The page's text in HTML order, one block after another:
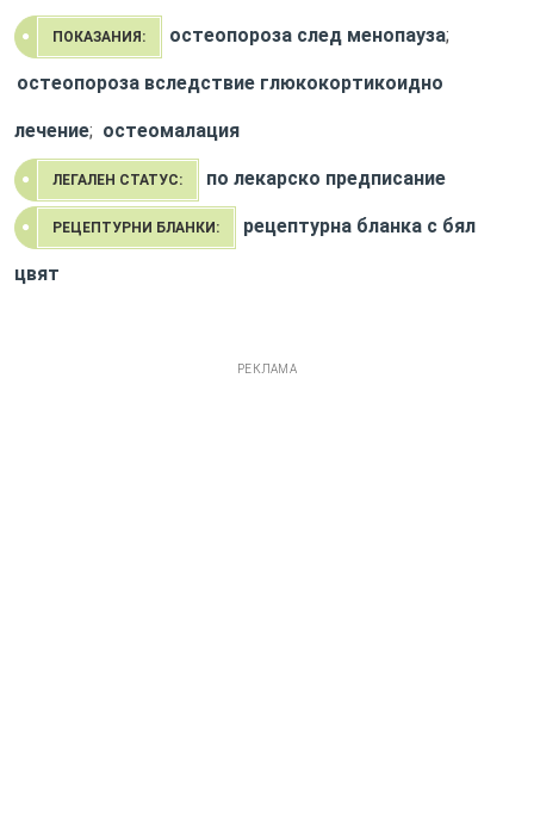
ПОКАЗАНИЯ: остеопороза след менопауза;
остеопороза вследствие глюкокортикоидно
лечение; остеомалация
ЛЕГАЛЕН СТАТУС: по лекарско предписание
РЕЦЕПТУРНИ БЛАНКИ: рецептурна бланка с бял
цвят
РЕКЛАМА